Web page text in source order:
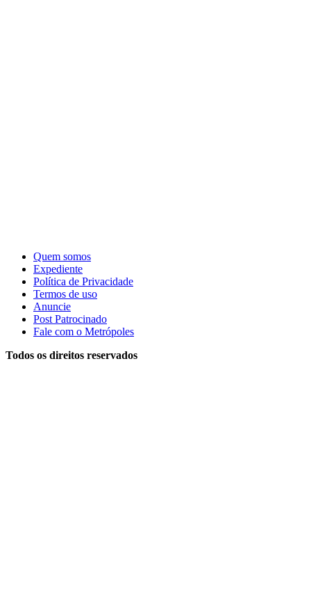
Quem somos
Expediente
Política de Privacidade
Termos de uso
Anuncie
Post Patrocinado
Fale com o Metrópoles
Todos os direitos reservados